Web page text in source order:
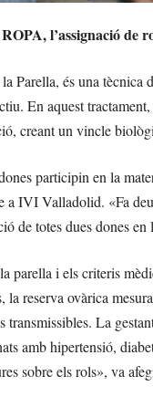
l’assignació de
Parella, és una tècnica
En aquest
creant un vincle
participin en la
IVI Valladolid. «Fa
de totes dues dones
parella i els criteris
reserva ovàrica
La
amb hipertensió,
sobre els rols», va